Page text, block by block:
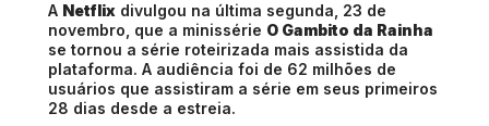
A Netflix divulgou na última segunda, 23 de
novembro, que a minissérie O Gambito da Rainha
se tornou a série roteirizada mais assistida da
plataforma. A audiência foi de 62 milhões de
usuários que assistiram a série em seus primeiros
28 dias desde a estreia.